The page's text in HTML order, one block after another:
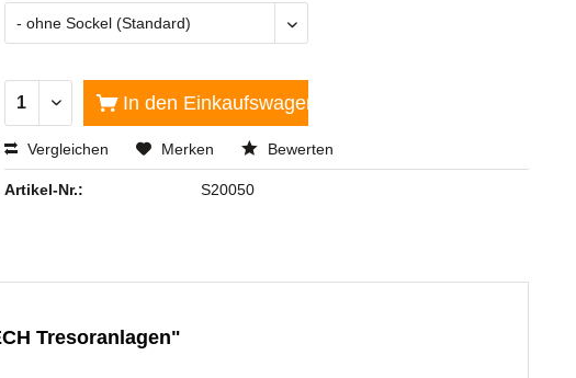
In den Einkaufswagen
Vergleichen Merken Bewerten
Artikel-Nr.: S20050
Tresoranlagen"